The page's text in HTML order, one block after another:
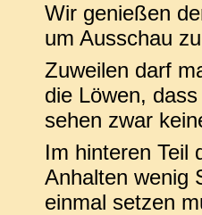
Wir genießen
um Ausschau
Zuweilen darf
die Löwen,
sehen zwar
Im hinteren Teil
Anhalten wenig
einmal setzen